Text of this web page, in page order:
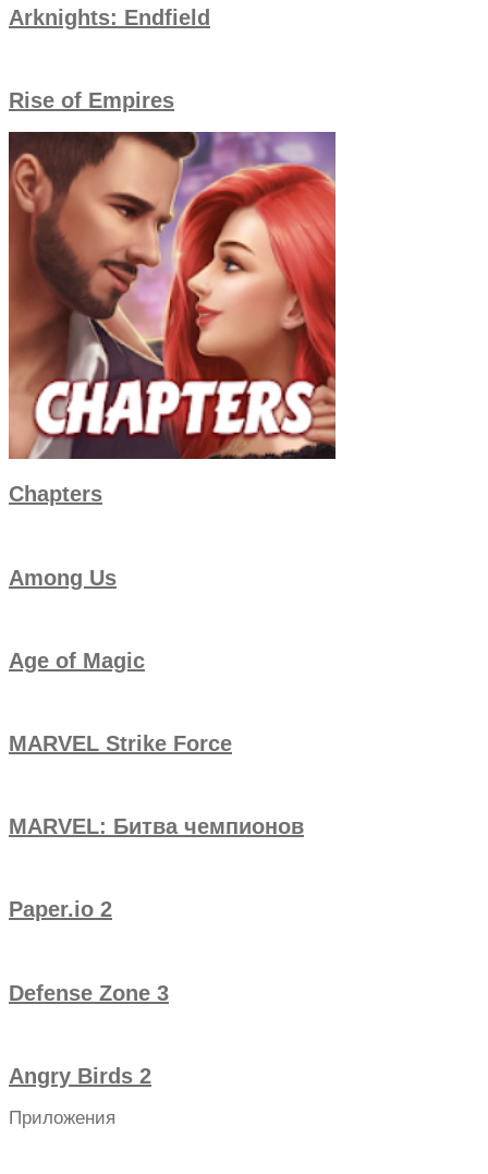
Arknights: Endfield
Rise of Empires
Chapters
Among Us
Age of Magic
MARVEL Strike Force
MARVEL: Битва чемпионов
Paper.io 2
Defense Zone 3
Angry Birds 2
Приложения